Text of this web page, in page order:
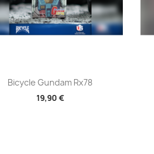
Aperçu rapide
Bicycle Gundam Rx78
19,90 €